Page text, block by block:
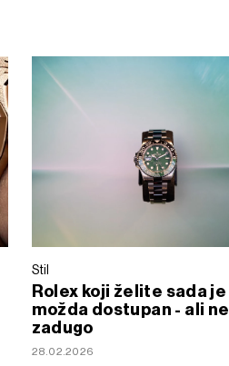
Stil
Rolex koji želite sada je
možda dostupan - ali ne
zadugo
28.02.2026